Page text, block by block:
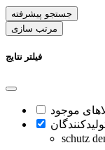
جستجو پیشرفته
مرتب سازی
فیلتر نتایج
موجود
schutz